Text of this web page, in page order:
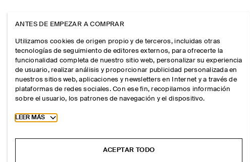
ANTES DE EMPEZAR A COMPRAR
Utilizamos cookies de origen propio y de terceros, incluidas otras
tecnologías de seguimiento de editores externos, para ofrecerte la
funcionalidad completa de nuestro sitio web, personalizar su experiencia
de usuario, realizar análisis y proporcionar publicidad personalizada en
nuestros sitios web, aplicaciones y newsletters en Internet y a través de
plataformas de redes sociales. Con ese fin, recopilamos información
sobre el usuario, los patrones de navegación y el dispositivo.
Toggle more cookie information
LEER MÁS
ACEPTAR TODO